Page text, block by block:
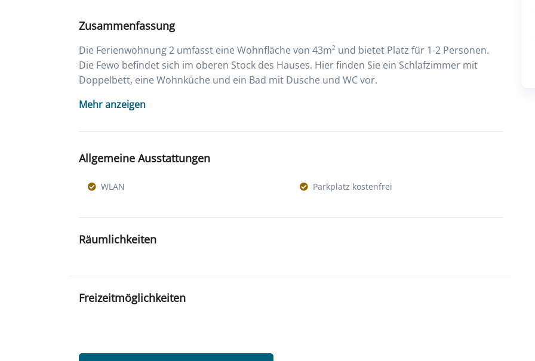
Zusammenfassung
Die Ferienwohnung 2 umfasst eine Wohnfläche von 43m² und bietet Platz für 1-2 Personen.
Die Fewo befindet sich im oberen Stock des Hauses. Hier finden Sie ein Schlafzimmer mit
Doppelbett, eine Wohnküche und ein Bad mit Dusche und WC vor.
Mehr anzeigen
Allgemeine Ausstattungen
WLAN Parkplatz kostenfrei
Räumlichkeiten
Freizeitmöglichkeiten